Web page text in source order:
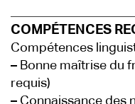
COMPÉTENCES
Compétences
– Bonne maîtrise du
requis)
– Connaissance des